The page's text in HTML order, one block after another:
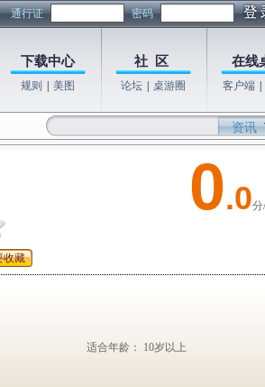
通行证 密码
下载中心
规则 美图
社 区
论坛 桌游圈
在线
客户端
资讯
0.0分
收藏
适合年龄： 10岁以上